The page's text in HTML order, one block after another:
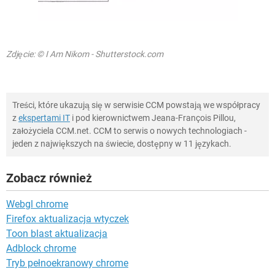
Zdjęcie: © I Am Nikom - Shutterstock.com
Treści, które ukazują się w serwisie CCM powstają we współpracy
zekspertami IT i pod kierownictwem Jeana-François Pillou,
założyciela CCM.net. CCM to serwis o nowych technologiach -
jeden z największych na świecie, dostępny w 11 językach.
Zobacz również
Webgl chrome
Firefox aktualizacja wtyczek
Toon blast aktualizacja
Adblock chrome
Tryb pełnoekranowy chrome